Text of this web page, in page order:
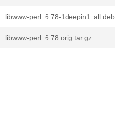
libwww-perl_6.78-1deepin1_all.deb
libwww-perl_6.78.orig.tar.gz